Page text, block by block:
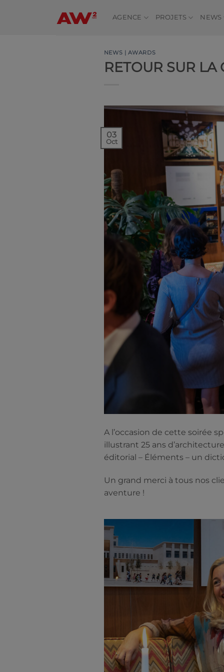
AGENCE PROJETS NEWS
NEWS | AWARDS
RETOUR SUR LA
03
Oct
A l’occasion de cette soirée
illustrant 25 ans
éditorial – Éléments – un
Un grand merci à tous nos
aventure !